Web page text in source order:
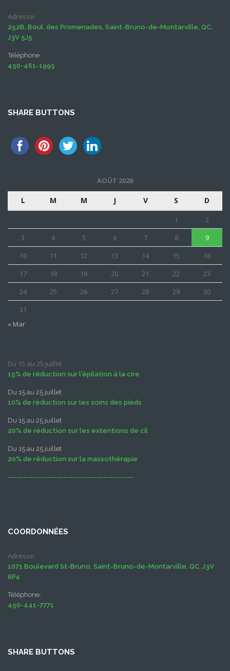
Adresse:
252B, Boul. des Promenades, Saint-Bruno-de-Montarville, QC,
J3V 5J5
Téléphone:
450-461-1995
SHARE BUTTONS
AOÛT 2026
L M M J V S D
1
2
3
4 5 6 7 8
9
10
11 12 13 14 15
16
17
18 19 20 21 22
23
24
25 26 27 28 29
30
31
« Mar
Du 15 au 25 juillet
15% de réduction sur l'épilation à la cire
Du 15 au 25 juillet
10% de réduction sur les soins des pieds
Du 15 au 25 juillet
20% de réduction sur les extentions de cil
Du 15 au 25 juillet
20% de réduction sur la massothérapie
-----------------------------------------
COORDONNÉES
Adresse:
1071 Boulevard St-Bruno, Saint-Bruno-de-Montarville, QC, J3V
6P4
Téléphone:
450-441-7771
SHARE BUTTONS